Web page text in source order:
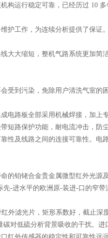
构运行稳定可靠，已经历过 10
工作，为连续分析提供了保证。
大缩短，整机气路系统更加简
到污染，免除用户清洗气室的困
路板全部采用机械焊接，加上
短路保护功能，耐电流冲击，
性及线路之间的连接可靠性。
铂铑合金贵金属微型红外光源
-进水平的欧洲原-装进-口的窄
滤光片，矩形系数好，截止深
对低硫分析背景吸收的干扰。